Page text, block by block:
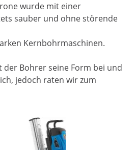
wurde mit einer
sauber und ohne störende
Kernbohrmaschinen.
Bohrer seine Form bei und
jedoch raten wir zum